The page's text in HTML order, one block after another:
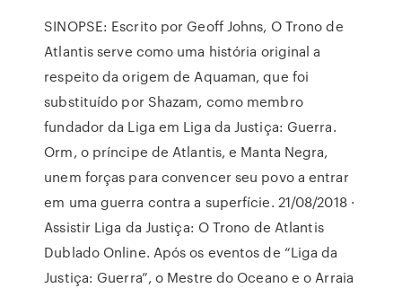
SINOPSE: Escrito por Geoff Johns, O Trono de
Atlantis serve como uma história original a
respeito da origem de Aquaman, que foi
substituído por Shazam, como membro
fundador da Liga em Liga da Justiça: Guerra.
Orm, o príncipe de Atlantis, e Manta Negra,
unem forças para convencer seu povo a entrar
em uma guerra contra a superfície. 21/08/2018 ·
Assistir Liga da Justiça: O Trono de Atlantis
Dublado Online. Após os eventos de “Liga da
Justiça: Guerra”, o Mestre do Oceano e o Arraia